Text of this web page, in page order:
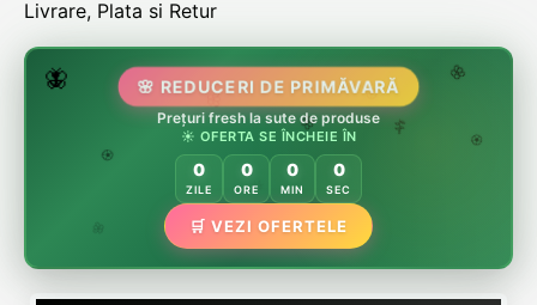
Livrare, Plata si Retur
🌸
🌸
🏵️
🌷
🦋 🌸 REDUCERI DE PRIMĂVARĂ
Prețuri fresh la sute de produse
☀️ OFERTA SE ÎNCHEIE ÎN
0
ZILE
0
ORE
0
MIN
0
SEC
🛒 VEZI OFERTELE